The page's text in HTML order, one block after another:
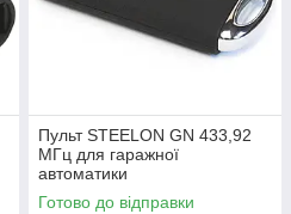
Пульт STEELON GN 433,92
МГц для гаражної
автоматики
Готово до відправки